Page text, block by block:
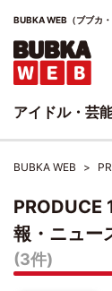
BUBKA WEB（ブブカ
BUBKA WEB
PRODUCE
報・ニュー
(3件)
アイドル・芸